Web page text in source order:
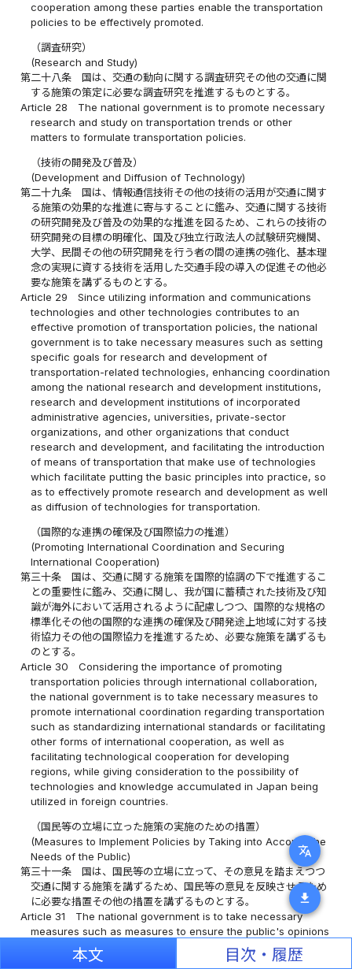
translate
download
cooperation among these parties enable the transportation
policies to be effectively promoted.
（調査研究）
(Research and Study)
第二十八条
国は、交通の動向に関する調査研究その他の交通に関
する施策の策定に必要な調査研究を推進するものとする。
Article 28
The national government is to promote necessary
research and study on transportation trends or other
matters to formulate transportation policies.
（技術の開発及び普及）
(Development and Diffusion of Technology)
第二十九条
国は、情報通信技術その他の技術の活用が交通に関す
る施策の効果的な推進に寄与することに鑑み、交通に関する技術
の研究開発及び普及の効果的な推進を図るため、これらの技術の
研究開発の目標の明確化、国及び独立行政法人の試験研究機関、
大学、民間その他の研究開発を行う者の間の連携の強化、基本理
念の実現に資する技術を活用した交通手段の導入の促進その他必
要な施策を講ずるものとする。
Article 29
Since utilizing information and communications
technologies and other technologies contributes to an
effective promotion of transportation policies, the national
government is to take necessary measures such as setting
specific goals for research and development of
transportation-related technologies, enhancing coordination
among the national research and development institutions,
research and development institutions of incorporated
administrative agencies, universities, private-sector
organizations, and other organizations that conduct
research and development, and facilitating the introduction
of means of transportation that make use of technologies
which facilitate putting the basic principles into practice, so
as to effectively promote research and development as well
as diffusion of technologies for transportation.
（国際的な連携の確保及び国際協力の推進）
(Promoting International Coordination and Securing
International Cooperation)
第三十条
国は、交通に関する施策を国際的協調の下で推進するこ
との重要性に鑑み、交通に関し、我が国に蓄積された技術及び知
識が海外において活用されるように配慮しつつ、国際的な規格の
標準化その他の国際的な連携の確保及び開発途上地域に対する技
術協力その他の国際協力を推進するため、必要な施策を講ずるも
のとする。
Article 30
Considering the importance of promoting
transportation policies through international collaboration,
the national government is to take necessary measures to
promote international coordination regarding transportation
such as standardizing international standards or facilitating
other forms of international cooperation, as well as
facilitating technological cooperation for developing
regions, while giving consideration to the possibility of
technologies and knowledge accumulated in Japan being
utilized in foreign countries.
（国民等の立場に立った施策の実施のための措置）
(Measures to Implement Policies by Taking into Account the
Needs of the Public)
第三十一条
国は、国民等の立場に立って、その意見を踏まえつつ
交通に関する施策を講ずるため、国民等の意見を反映させるため
に必要な措置その他の措置を講ずるものとする。
Article 31
The national government is to take necessary
measures such as measures to ensure the public's opinions
are taken into consideration, so as to implement
transportation policies from the perspective of the needs of
本文 目次・履歴